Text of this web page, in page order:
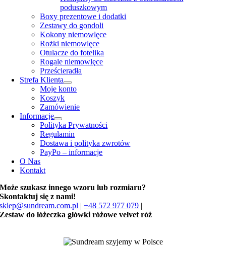
poduszkowym
Boxy prezentowe i dodatki
Zestawy do gondoli
Kokony niemowlęce
Rożki niemowlęce
Otulacze do fotelika
Rogale niemowlęce
Prześcieradła
Strefa Klienta
Moje konto
Koszyk
Zamówienie
Informacje
Polityka Prywatności
Regulamin
Dostawa i polityka zwrotów
PayPo – informacje
O Nas
Kontakt
Może szukasz innego wzoru lub rozmiaru?
Skontaktuj się z nami!
sklep@sundream.com.pl |+48 572 977 079 |
Zestaw do łóżeczka główki różowe velvet róż